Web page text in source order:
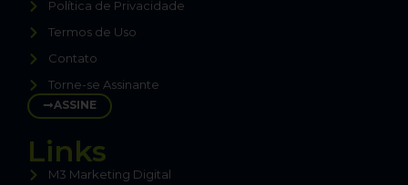
Política de Privacidade
Termos de Uso
Contato
Torne-se Assinante
ASSINE
Links
M3 Marketing Digital